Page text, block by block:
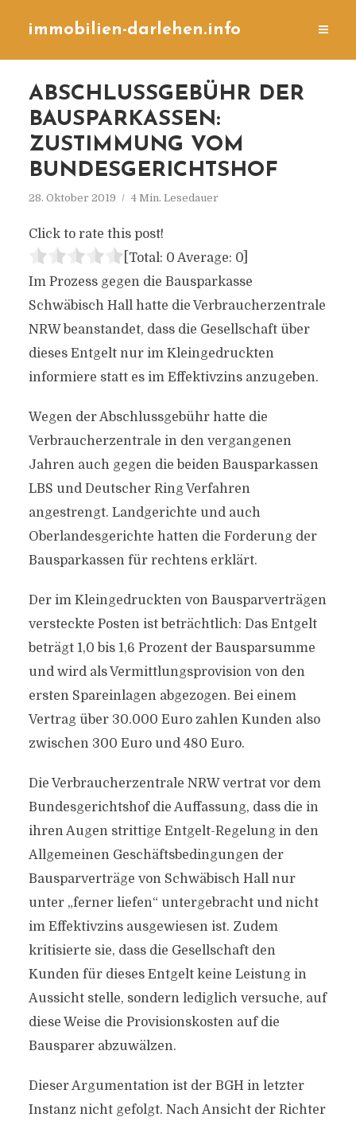
immobilien-darlehen.info
ABSCHLUSSGEBÜHR DER
BAUSPARKASSEN:
ZUSTIMMUNG VOM
BUNDESGERICHTSHOF
28. Oktober 2019 4 Min. Lesedauer
Click to rate this post!
[Total: 0 Average: 0]
Im Prozess gegen die Bausparkasse
Schwäbisch Hall hatte die Verbraucherzentrale
NRW beanstandet, dass die Gesellschaft über
dieses Entgelt nur im Kleingedruckten
informiere statt es im Effektivzins anzugeben.
Wegen der Abschlussgebühr hatte die
Verbraucherzentrale in den vergangenen
Jahren auch gegen die beiden Bausparkassen
LBS und Deutscher Ring Verfahren
angestrengt. Landgerichte und auch
Oberlandesgerichte hatten die Forderung der
Bausparkassen für rechtens erklärt.
Der im Kleingedruckten von Bausparverträgen
versteckte Posten ist beträchtlich: Das Entgelt
beträgt 1,0 bis 1,6 Prozent der Bausparsumme
und wird als Vermittlungsprovision von den
ersten Spareinlagen abgezogen. Bei einem
Vertrag über 30.000 Euro zahlen Kunden also
zwischen 300 Euro und 480 Euro.
Die Verbraucherzentrale NRW vertrat vor dem
Bundesgerichtshof die Auffassung, dass die in
ihren Augen strittige Entgelt-Regelung in den
Allgemeinen Geschäftsbedingungen der
Bausparverträge von Schwäbisch Hall nur
unter „ferner liefen“ untergebracht und nicht
im Effektivzins ausgewiesen ist. Zudem
kritisierte sie, dass die Gesellschaft den
Kunden für dieses Entgelt keine Leistung in
Aussicht stelle, sondern lediglich versuche, auf
diese Weise die Provisionskosten auf die
Bausparer abzuwälzen.
Dieser Argumentation ist der BGH in letzter
Instanz nicht gefolgt. Nach Ansicht der Richter